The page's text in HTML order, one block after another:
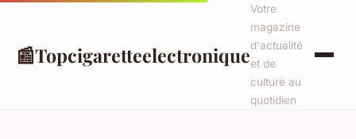
📰Topcigaretteelectronique
Votre
magazine
d'actualité
et de
culture au
quotidien